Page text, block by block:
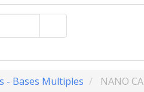
- Bases Multiples NANO